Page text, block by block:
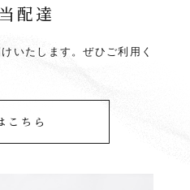
配達
いたします。ぜひご利用く
こちら